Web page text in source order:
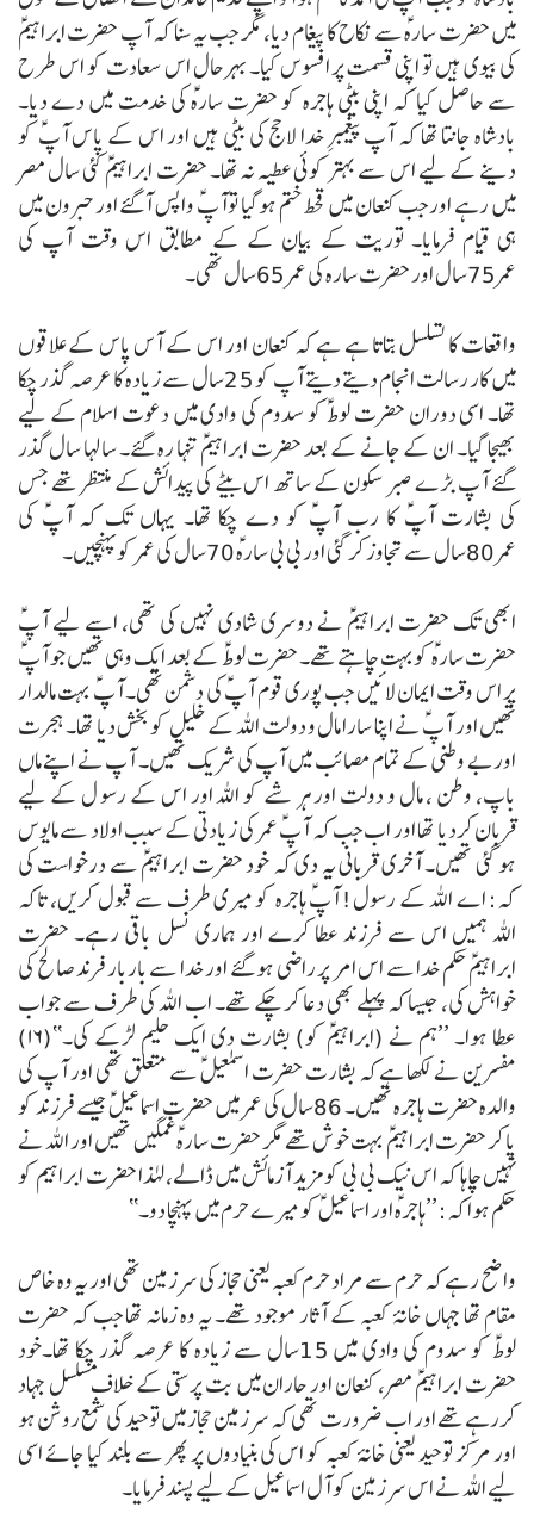
میں حضرت سارہؑ سے نکاح کا پیغام دیا، مگر جب یہ سنا کہ آپ حضرت ابراہیمؑ
کی بیوی ہیں تو اپنی قسمت پر افسوس کیا۔ بہرحال اس سعادت کو اس طرح
سے حاصل کیا کہ اپنی بیٹی ہاجرہ کو حضرت سارہؑ کی خدمت میں دے دیا۔
بادشاہ جانتا تھا کہ آپ پیغمبرِ خدا لاحج کی بیٹی ہیں اور اس کے پاس آپؑ کو
دینے کے لیے اس سے بہتر کوئی عطیہ نہ تھا۔ حضرت ابراہیمؑ کئی سال مصر
میں رہے اور جب کنعان میں قحط ختم ہوگیا توآپؑ واپس آگئے اور حبرون میں
ہی قیام فرمایا۔ توریت کے بیان کے کے مطابق اس وقت آپ کی
عمر75سال اور حضرت سارہ کی عمر 65سال تھی۔
واقعات کا تسلسل بتاتا ہے ہے کہ کنعان اور اس کے آس پاس کے علاقوں
میں کار رسالت انجام دیتے دیتے آپ کو 25سال سے زیادہ کا عرصہ گذر چکا
تھا۔ اسی دوران حضرت لوط ؑکو سدوم کی وادی میں دعوت اسلام کے لیے
بھیجا گیا۔ ان کے جانے کے بعد حضرت ابراہیمؑ تنہا رہ گئے۔ سالہا سال گذر
گئے آپ بڑے صبر سکون کے ساتھ اس بیٹے کی پیدائش کے منتظر تھے جس
کی بشارت آپؑ کا رب آپؑ کو دے چکا تھا۔ یہاں تک کہ آپؑ کی
عمر 80سال سے تجاوز کر گئی اور بی بی سارہؑ 70سال کی عمر کو پہنچیں۔
ابھی تک حضرت ابراہیمؑ نے دوسری شادی نہیں کی تھی، اسے لیے آپؑ
حضرت سارہؑ کوبہت چاہتے تھے۔ حضرت لوطؑ کے بعد ایک وہی تھیں جو آپؑ
پر اس وقت ایمان لائیں جب پوری قوم آپؑ کی دشمن تھی۔ آپؑ بہت مالدار
تھیں اور آپؑ نے اپنا سارا مال و دولت اللہ کے خلیل کو بخش دیا تھا۔ ہجرت
اور بے وطنی کے تمام مصائب میں آپ کی شریک تھیں۔ آپ نے اپنے ماں
باپ، وطن ، مال و دولت اور ہر شے کو اللہ اور اس کے رسو ل کے لیے
قربان کردیا تھا اور اب جب کہ آپؑ عمر کی زیادتی کے سبب اولاد سے مایوس
ہو گئی تھیں۔ آخری قربانی یہ دی کہ خود حضرت ابراہیمؑ سے درخواست کی
کہ:اے اللہ کے رسول! آپؑ ہاجرہ کو میری طرف سے قبول کریں، تاکہ
اللہ ہمیں اس سے فرزند عطا کرے اور ہماری نسل باقی رہے۔حضرت
ابراہیمؑ حکم خدا سے اس امر پر راضی ہو گئے اور خدا سے باربار فرند صالح کی
خواہش کی، جیسا کہ پہلے بھی دعا کر چکے تھے۔ اب اللہ کی طرف سے جواب
عطا ہوا۔’’ہم نے (ابراہیمؑ کو) بشارت دی ایک حلیم لڑکے کی۔‘‘(۱۶)
مفسرین نے لکھا ہے کہ بشارت حضرت اسمعیل ؑسے متعلق تھی اور آپ کی
والدہ حضرت ہاجرہ تھیں۔ 86سال کی عمر میں حضرت اسماعیل ؑجیسے فرزند کو
پا کر حضرت ابراہیمؑ بہت خوش تھے مگر حضرت سارہ ؑغمگین تھیں اور اللہ نے
نہیں چاہا کہ اس نیک بی بی کو مزید آزمائش میں ڈالے، لہٰذا حضرت ابراہیم کو
حکم ہوا کہ:’’ہاجرہؑ اور اسماعیل ؑکو میرے حرم میں پہنچا دو۔‘‘
واضح رہے کہ حرم سے مراد حرم کعبہ یعنی حجاز کی سرزمین تھی اور یہ وہ خاص
مقام تھا جہاں خانۂ کعبہ کے آثار موجود تھے۔یہ وہ زمانہ تھا جب کہ حضرت
لوطؑ کو سدوم کی وادی میں 15سال سے زیادہ کا عرصہ گذر چکا تھا۔خود
حضرت ابراہیمؑ مصر، کنعان اور حاران میں بت پرستی کے خلاف مسلسل جہاد
کررہے تھے اور اب ضرورت تھی کہ سرزمین حجاز میں توحید کی شمع روشن ہو
اور مرکز توحید یعنی خانۂ کعبہ کو اس کی بنیادوں پر پھر سے بلند کیا جائے اسی
لیے اللہ نے اس سرزمین کو آل اسماعیل کے لیے پسند فرمایا۔